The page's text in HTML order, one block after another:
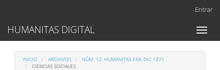
Contenido
principal
lateral
Entrar
Toggle
HUMANITAS DIGITAL
INICIO ARCHIVOS
NÚM. 12: HUMANITAS ENE-DIC 1971
CIENCIAS SOCIALES